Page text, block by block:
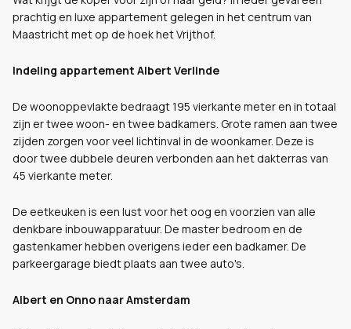
prachtig en luxe appartement gelegen in het centrum van
Maastricht met op de hoek het Vrijthof.
Indeling appartement Albert Verlinde
De woonoppevlakte bedraagt 195 vierkante meter en in totaal
zijn er twee woon- en twee badkamers. Grote ramen aan twee
zijden zorgen voor veel lichtinval in de woonkamer. Deze is
door twee dubbele deuren verbonden aan het dakterras van
45 vierkante meter.
De eetkeuken is een lust voor het oog en voorzien van alle
denkbare inbouwapparatuur. De master bedroom en de
gastenkamer hebben overigens ieder een badkamer. De
parkeergarage biedt plaats aan twee auto's.
Albert en Onno naar Amsterdam